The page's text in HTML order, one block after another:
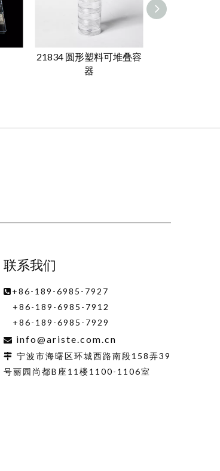
21834 圆形塑料可堆叠容
器
联系我们
 +86-189-6985-7927
+86-189-6985-7912
+86-189-6985-7929
 info@ariste.com.cn
 宁波市海曙区环城西路南段158弄39
号丽园尚都B座11楼1100-1106室